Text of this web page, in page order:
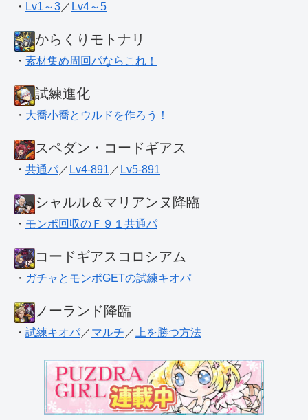
・ Lv1～3 ／ Lv4～5
からくりモトナリ
・ 素材集め周回パならこれ！
試練進化
・ 大喬小喬とウルドを作ろう！
スペダン・コードギアス
・ 共通パ ／ Lv4-891 ／ Lv5-891
シャルル＆マリアンヌ降臨
・ モンポ回収のＦ９１共通パ
コードギアスコロシアム
・ ガチャとモンポGETの試練キオパ
ノーランド降臨
・ 試練キオパ ／マルチ ／ 上を勝つ方法